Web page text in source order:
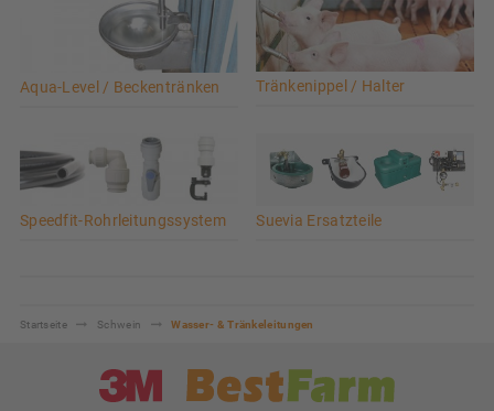
Aqua-Level / Beckentränken Tränkenippel / Halter
Speedfit-Rohrleitungssystem Suevia Ersatzteile
Startseite Schwein Wasser- & Tränkeleitungen